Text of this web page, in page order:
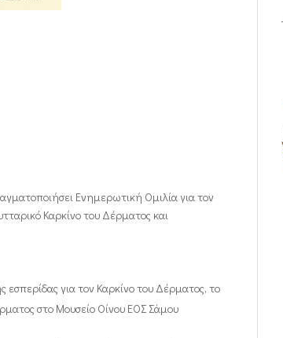
Ενημερωτική Ομιλία για τον
Καρκίνο του Δέρματος και
για τον Καρκίνο του Δέρματος, το
στο Μουσείο Οίνου ΕΟΣ Σάμου